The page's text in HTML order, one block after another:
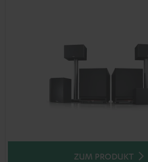
ZUM PRODUKT